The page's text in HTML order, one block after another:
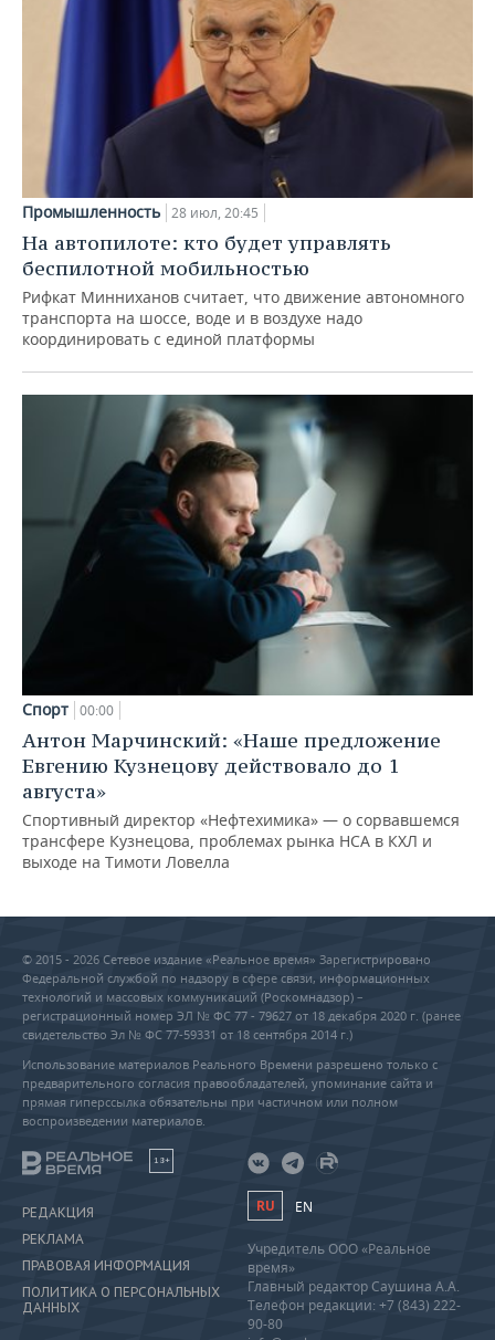
Промышленность 28 июл, 20:45
На автопилоте: кто будет управлять
беспилотной мобильностью
Рифкат Минниханов считает, что движение автономного
транспорта на шоссе, воде и в воздухе надо
координировать с единой платформы
Спорт 00:00
Антон Марчинский: «Наше предложение
Евгению Кузнецову действовало до 1
августа»
Спортивный директор «Нефтехимика» — о сорвавшемся
трансфере Кузнецова, проблемах рынка НСА в КХЛ и
выходе на Тимоти Ловелла
© 2015 - 2026 Сетевое издание «Реальное время» Зарегистрировано
Федеральной службой по надзору в сфере связи, информационных
технологий и массовых коммуникаций (Роскомнадзор) –
регистрационный номер ЭЛ № ФС 77 - 79627 от 18 декабря 2020 г. (ранее
свидетельство Эл № ФС 77-59331 от 18 сентября 2014 г.)
Использование материалов Реального Времени разрешено только с
предварительного согласия правообладателей, упоминание сайта и
прямая гиперссылка обязательны при частичном или полном
воспроизведении материалов.
18+
РЕДАКЦИЯ
РЕКЛАМА
ПРАВОВАЯ ИНФОРМАЦИЯ
ПОЛИТИКА О ПЕРСОНАЛЬНЫХ
ДАННЫХ
RU EN
Учредитель ООО «Реальное
время»
Главный редактор Саушина А.А.
Телефон редакции: +7 (843) 222-
90-80